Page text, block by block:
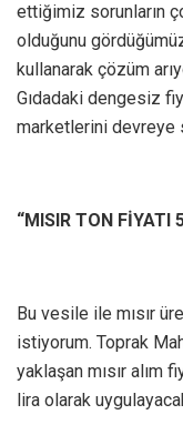
ettiğimiz sorunların
olduğunu
kullanarak çözüm
Gıdadaki dengesiz
marketlerini devreye
“MISIR TON FİYATI
Bu vesile ile mısır
istiyorum. Toprak
yaklaşan mısır alım
lira olarak